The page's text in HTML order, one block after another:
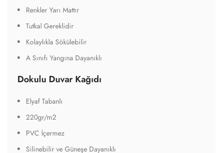
Renkler Yarı Mattır
Tutkal Gereklidir
Kolaylıkla Sökülebilir
A Sınıfı Yangına Dayanıklı
Dokulu Duvar Kağıdı
Elyaf Tabanlı
220gr/m2
PVC İçermez
Silinebilir ve Güneşe Dayanıklı